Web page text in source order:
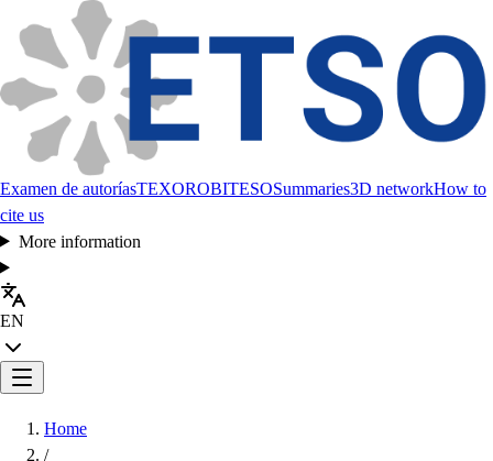
Examen de autoríasTEXOROBITESOSummaries3D networkHow to
cite us
More information
EN
Home
/